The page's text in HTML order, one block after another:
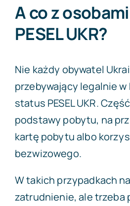
A co z
PESEL UKR?
Nie każdy obywatel
przebywający legalnie
status PESEL UKR.
podstawy pobytu, na
kartę pobytu albo
bezwizowego.
W takich przypadkach
zatrudnienie, ale trzeba